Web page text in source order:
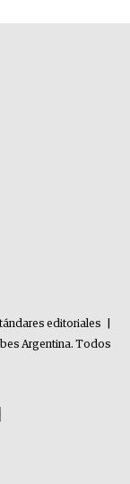
editoriales
Argentina. Todos